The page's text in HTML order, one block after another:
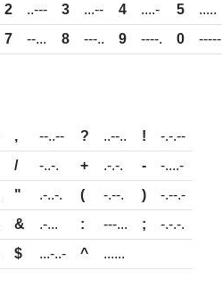
2 ..--- 3 ...-- 4 ....- 5
.....
7 --... 8 ---.. 9 ----. 0 -----
, --..-- ? ..--.. !
-.-.--
/ -..-. + .-.-. -
-....-
" .-..-. ( -.--. )
-.--.-
& .-... : ---... ;
-.-.-.
$ ...-..- ^ ......